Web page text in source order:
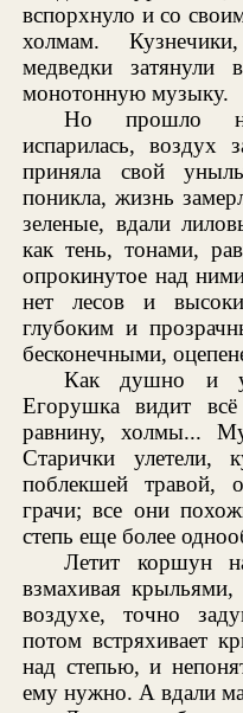
вспорхнуло и со
холмам.
медведки затянули
монотонную музыку.
Но прошло
испарилась, воздух
приняла свой
поникла, жизнь
зеленые, вдали
как тень, тонами,
опрокинутое над
нет лесов и
глубоким и
бесконечными,
Как душно и
Егорушка видит
равнину, холмы...
Старички улетели,
поблекшей травой,
грачи; все они
степь еще более
Летит коршун
взмахивая крыльями,
воздухе, точно
потом встряхивает
над степью, и
ему нужно. А вдали